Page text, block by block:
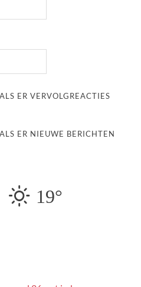
ER VERVOLGREACTIES
ER NIEUWE BERICHTEN
19°